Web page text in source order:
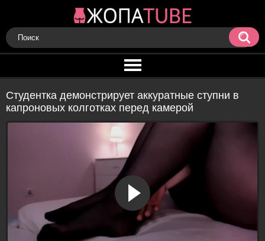
Студентка демонстрирует аккуратные ступни в
капроновых колготках перед камерой